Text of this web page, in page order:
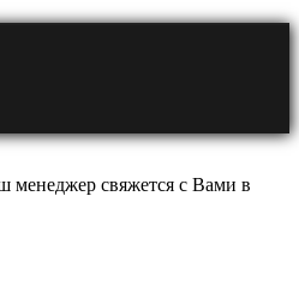
менеджер свяжется с Вами в